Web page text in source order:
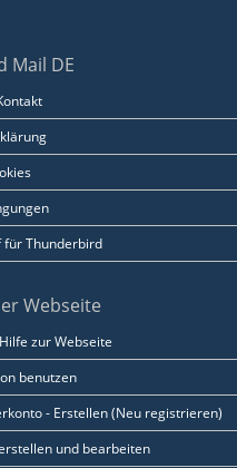
Mail DE
für Thunderbird
Webseite
zur Webseite
benutzen
- Erstellen (Neu registrieren)
und bearbeiten